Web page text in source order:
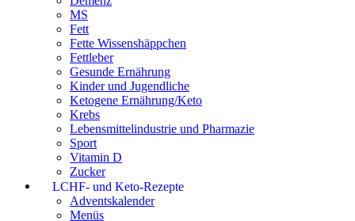
MS
Fett
Fette Wissenshäppchen
Fettleber
Gesunde Ernährung
Kinder und Jugendliche
Ketogene Ernährung/Keto
Krebs
Lebensmittelindustrie und Pharmazie
Sport
Vitamin D
Zucker
LCHF- und Keto-Rezepte
Adventskalender
Menüs